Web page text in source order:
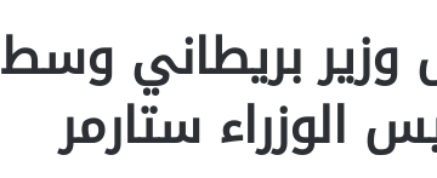
وزير بريطاني وسط
الوزراء ستارمر